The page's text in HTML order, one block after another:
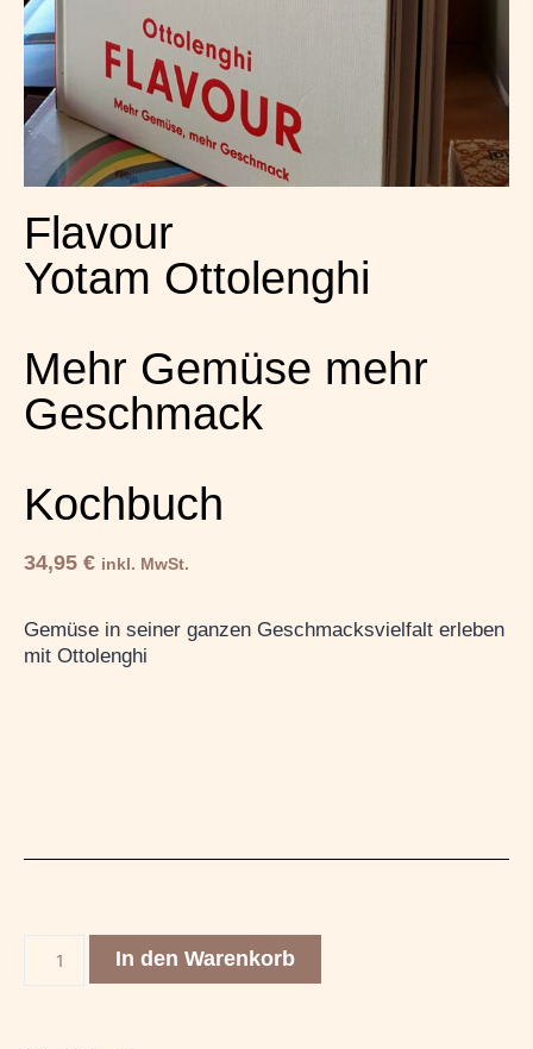
Flavour
Yotam Ottolenghi
Mehr Gemüse mehr
Geschmack
Kochbuch
34,95 € inkl. MwSt.
Gemüse in seiner ganzen Geschmacksvielfalt erleben
mit Ottolenghi
In den Warenkorb